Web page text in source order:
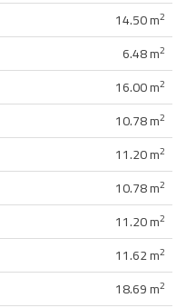
14.50 m2
6.48 m2
16.00 m2
10.78 m2
11.20 m2
10.78 m2
11.20 m2
11.62 m2
18.69 m2